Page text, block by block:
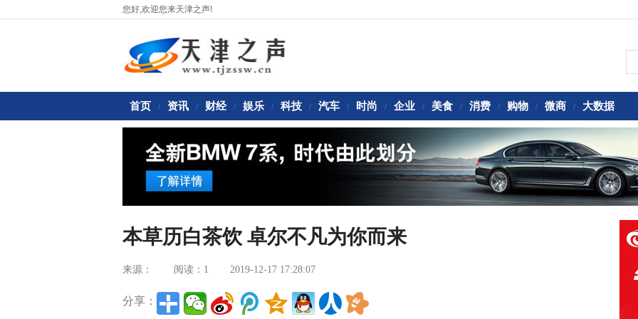
您好,欢迎您来天津之声!
首页 / 资讯 / 财经 / 娱乐 / 科技 / 汽车 / 时尚 / 企业 / 美食 / 消费 / 购物 / 微商 / 大数据
本草历白茶饮 卓尔不凡为你而来
来源： 阅读：1 2019-12-17 17:28:07
分享：